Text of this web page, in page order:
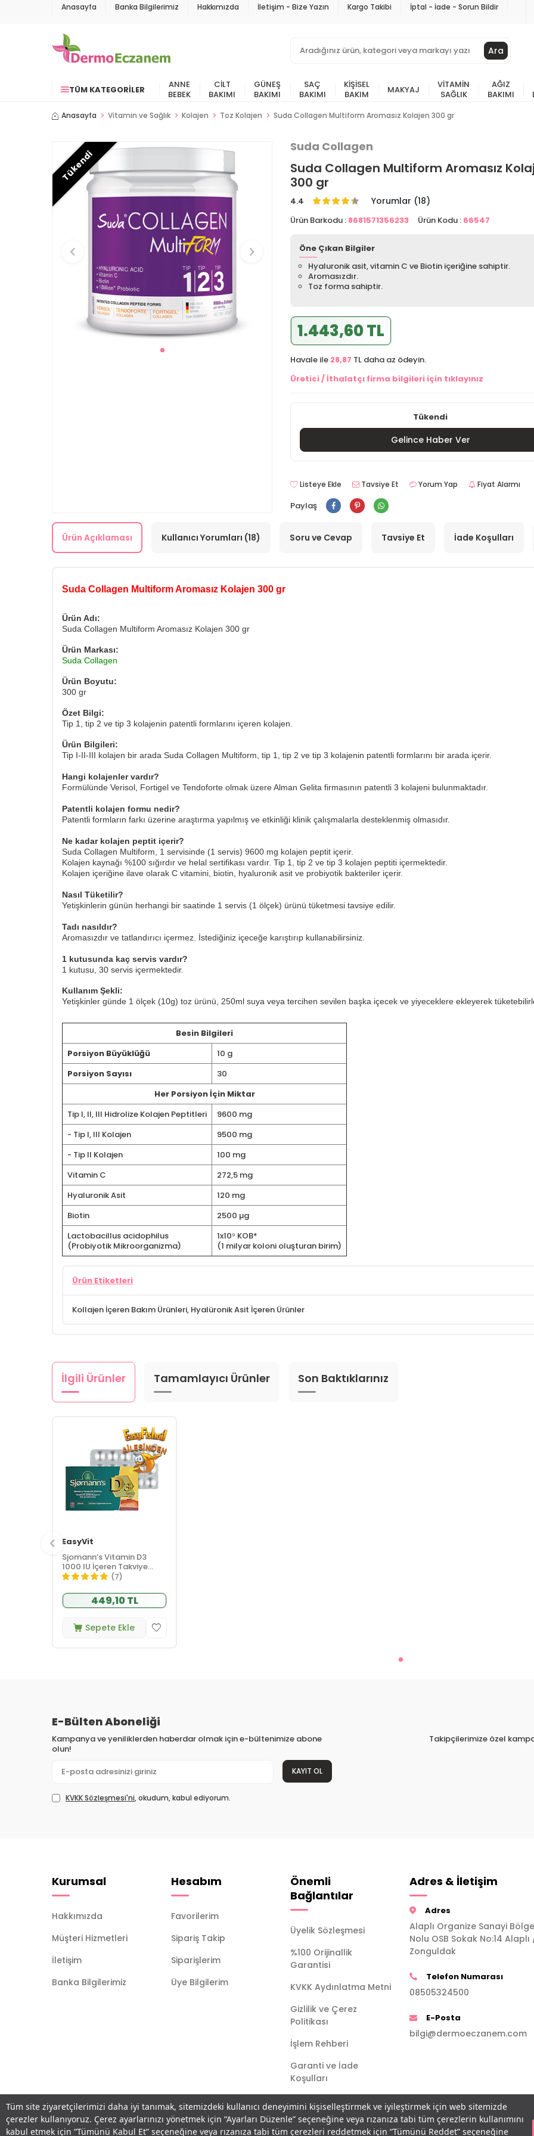
Tüm site ziyaretçilerimizi daha iyi tanımak, sitemizdeki kullanıcı deneyimini kişiselleştirmek ve iyileştirmek için web sitemizde
çerezler kullanıyoruz. Çerez ayarlarınızı yönetmek için “Ayarları Düzenle” seçeneğine veya rızanıza tabi tüm çerezlerin kullanımını
kabul etmek için “Tümünü Kabul Et” seçeneğine veya rızanıza tabi tüm çerezleri reddetmek için “Tümünü Reddet” seçeneğine
Anasayfa Banka Bilgilerimiz Hakkımızda İletişim - Bize Yazın Kargo Takibi İptal - İade - Sorun Bildir
Ara
TÜM KATEGORILER
ANNE
BEBEK
CILT
BAKIMI
GÜNEŞ
BAKIMI
SAÇ
BAKIMI
KIŞISEL
BAKIM
MAKYAJ
VITAMIN
SAĞLIK
AĞIZ
BAKIMI
Anasayfa Vitamin ve Sağlık Kolajen Toz Kolajen Suda Collagen Multiform Aromasız Kolajen 300 gr
Tükendi
Suda Collagen
Suda Collagen Multiform Aromasız
300 gr
4.4 Yorumlar (18)
Ürün Barkodu : 8681571356233 Ürün Kodu : 66547
Öne Çıkan Bilgiler
Hyaluronik asit, vitamin C ve Biotin içeriğine sahiptir.
Aromasızdır.
Toz forma sahiptir.
1.443,60 TL
Havale ile 28,87 TL daha az ödeyin.
Üretici / İthalatçı firma bilgileri için tıklayınız
Tükendi
Gelince Haber Ver
Listeye Ekle Tavsiye Et Yorum Yap Fiyat Alarmı
Paylaş
Ürün Açıklaması Kullanıcı Yorumları (18) Soru ve Cevap Tavsiye Et İade Koşulları
Suda Collagen Multiform Aromasız Kolajen 300 gr
Ürün Adı:
Suda Collagen Multiform Aromasız Kolajen 300 gr
Ürün Markası:
Suda Collagen
Ürün Boyutu:
300 gr
Özet Bilgi:
Tip 1, tip 2 ve tip 3 kolajenin patentli formlarını içeren kolajen.
Ürün Bilgileri:
Tip I-II-III kolajen bir arada Suda Collagen Multiform, tip 1, tip 2 ve tip 3 kolajenin patentli formlarını bir arada içerir.
Hangi kolajenler vardır?
Formülünde Verisol, Fortigel ve Tendoforte olmak üzere Alman Gelita firmasının patentli 3 kolajeni bulunmaktadır.
Patentli kolajen formu nedir?
Patentli formların farkı üzerine araştırma yapılmış ve etkinliği klinik çalışmalarla desteklenmiş olmasıdır.
Ne kadar kolajen peptit içerir?
Suda Collagen Multiform, 1 servisinde (1 servis) 9600 mg kolajen peptit içerir.
Kolajen kaynağı %100 sığırdır ve helal sertifikası vardır. Tip 1, tip 2 ve tip 3 kolajen peptiti içermektedir.
Kolajen içeriğine ilave olarak C vitamini, biotin, hyaluronik asit ve probiyotik bakteriler içerir.
Nasıl Tüketilir?
Yetişkinlerin günün herhangi bir saatinde 1 servis (1 ölçek) ürünü tüketmesi tavsiye edilir.
Tadı nasıldır?
Aromasızdır ve tatlandırıcı içermez. İstediğiniz içeceğe karıştırıp kullanabilirsiniz.
1 kutusunda kaç servis vardır?
1 kutusu, 30 servis içermektedir.
Kullanım Şekli:
Yetişkinler günde 1 ölçek (10g) toz ürünü, 250ml suya veya tercihen sevilen başka içecek ve yiyeceklere ekleyerek
Besin Bilgileri
Porsiyon Büyüklüğü
10 g
Porsiyon Sayısı
30
Her Porsiyon İçin Miktar
Tip I, II, III Hidrolize Kolajen Peptitleri
9600 mg
- Tip I, III Kolajen
9500 mg
- Tip II Kolajen
100 mg
Vitamin C
272,5 mg
Hyaluronik Asit
120 mg
Biotin
2500 µg
Lactobacillus acidophilus
(Probiyotik Mikroorganizma)
1x10⁹ KOB*
(1 milyar koloni oluşturan birim)
Ürün Etiketleri
Kollajen İçeren Bakım Ürünleri, Hyalüronik Asit İçeren Ürünler
İlgili Ürünler Tamamlayıcı Ürünler Son Baktıklarınız
EasyVit
Sjomann’s Vitamin D3
1000 IU İçeren Takviye
Edici Gıda 30 Adet
(7)
449,10 TL
Sepete Ekle
E-Bülten Aboneliği
Kampanya ve yeniliklerden haberdar olmak için e-bültenimize abone
olun!
KAYIT OL
KVKK Sözleşmesi'ni, okudum, kabul ediyorum.
Takipçilerimize özel
Kurumsal
Hakkımızda
Müşteri Hizmetleri
İletişim
Banka Bilgilerimiz
Hesabım
Favorilerim
Sipariş Takip
Siparişlerim
Üye Bilgilerim
Önemli
Bağlantılar
Üyelik Sözleşmesi
%100 Orijinallik
Garantisi
KVKK Aydınlatma Metni
Gizlilik ve Çerez
Politikası
İşlem Rehberi
Garanti ve İade
Koşulları
Adres & İletişim
Adres
Alaplı Organize Sanayi
Nolu OSB Sokak No:14 Alaplı
Zonguldak
Telefon Numarası
08505324500
E-Posta
bilgi@dermoeczanem.com